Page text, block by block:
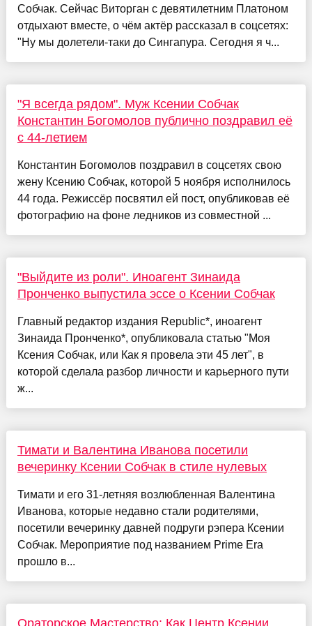
Собчак. Сейчас Виторган с девятилетним Платоном
отдыхают вместе, о чём актёр рассказал в соцсетях:
"Ну мы долетели-таки до Сингапура. Сегодня я ч...
"Я всегда рядом". Муж Ксении Собчак
Константин Богомолов публично поздравил её
с 44-летием
Константин Богомолов поздравил в соцсетях свою
жену Ксению Собчак, которой 5 ноября исполнилось
44 года. Режиссёр посвятил ей пост, опубликовав её
фотографию на фоне ледников из совместной ...
"Выйдите из роли". Иноагент Зинаида
Пронченко выпустила эссе о Ксении Собчак
Главный редактор издания Republic*, иноагент
Зинаида Пронченко*, опубликовала статью "Моя
Ксения Собчак, или Как я провела эти 45 лет", в
которой сделала разбор личности и карьерного пути
ж...
Тимати и Валентина Иванова посетили
вечеринку Ксении Собчак в стиле нулевых
Тимати и его 31-летняя возлюбленная Валентина
Иванова, которые недавно стали родителями,
посетили вечеринку давней подруги рэпера Ксении
Собчак. Мероприятие под названием Prime Era
прошло в...
Ораторское Мастерство: Как Центр Ксении